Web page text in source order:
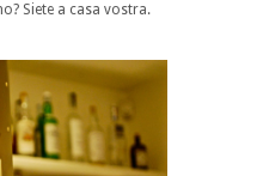
Siete a casa vostra.